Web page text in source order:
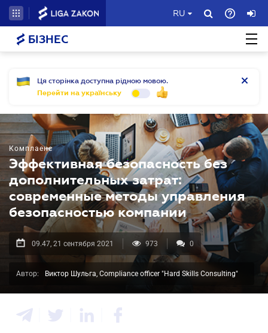
RU
БІЗНЕС
Ця сторінка доступна рідною мовою.
Перейти на українську
Комплаенс
Эффективная безопасность без
дополнительных затрат:
современные методы управления
безопасностью компании
09.47, 21 сентября 2021 973 0
Автор: Виктор Шульга, Compliance officer "Hard Skills Consulting"